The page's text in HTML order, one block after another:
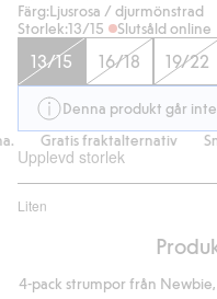
Färg:Ljusrosa / djurmönstrad
Storlek:13/15 Slutsåld online
13/15 16/18 19/22
Denna produkt går
Gratis fraktalternativ
Upplevd storlek
Liten
utav
5
4-pack strumpor från